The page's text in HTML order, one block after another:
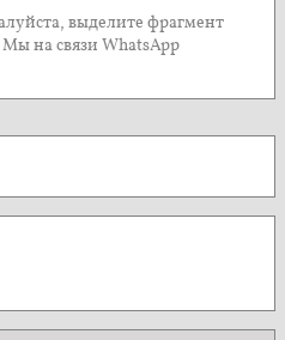
выделите фрагмент
на связи WhatsApp